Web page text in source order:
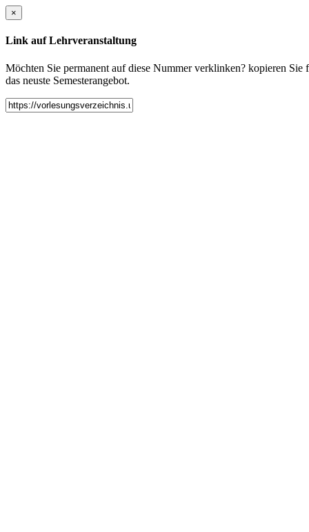
×
Link auf Lehrveranstaltung
Möchten Sie permanent auf diese Nummer verklinken? kopieren
das neuste Semesterangebot.